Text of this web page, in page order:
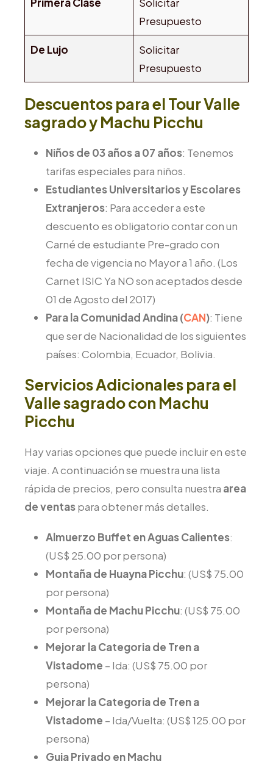
Presupuesto
De Lujo
Solicitar
Presupuesto
Descuentos para el Tour Valle
sagrado y Machu Picchu
Niños de 03 años a 07 años: Tenemos
tarifas especiales para niños.
Estudiantes Universitarios y Escolares
Extranjeros: Para acceder a este
descuento es obligatorio contar con un
Carné de estudiante Pre-grado con
fecha de vigencia no Mayor a 1 año. (Los
Carnet ISIC Ya NO son aceptados desde
01 de Agosto del 2017)
Para la Comunidad Andina (CAN): Tiene
que ser de Nacionalidad de los siguientes
países: Colombia, Ecuador, Bolivia.
Servicios Adicionales para el
Valle sagrado con Machu
Picchu
Hay varias opciones que puede incluir en este
viaje. A continuación se muestra una lista
rápida de precios, pero consulta nuestra area
de ventaspara obtener más detalles.
Almuerzo Buffet en Aguas Calientes:
(US$ 25.00 por persona)
Montaña de Huayna Picchu: (US$ 75.00
por persona)
Montaña de Machu Picchu: (US$ 75.00
por persona)
Mejorar la Categoria de Tren a
Vistadome – Ida: (US$ 75.00 por
persona)
Mejorar la Categoria de Tren a
Vistadome – Ida/Vuelta: (US$ 125.00 por
persona)
Guia Privado en Machu